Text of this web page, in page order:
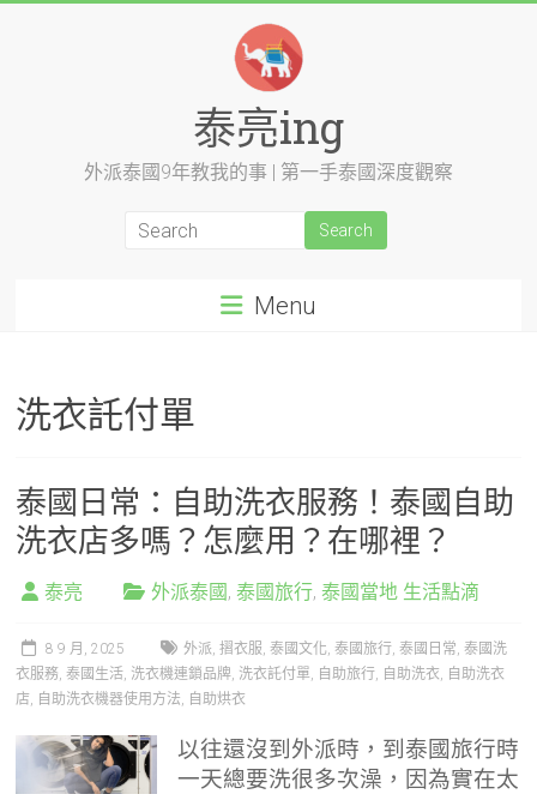
泰亮ing
外派泰國9年教我的事 | 第一手泰國深度觀察
Menu
洗衣託付單
泰國日常：自助洗衣服務！泰國自助
洗衣店多嗎？怎麼用？在哪裡？
泰亮 外派泰國,泰國旅行,泰國當地 生活點滴
8 9 月, 2025 外派,摺衣服,泰國文化,泰國旅行,泰國日常,泰國洗
衣服務,泰國生活, 洗衣機連鎖品牌, 洗衣託付單, 自助旅行, 自助洗衣, 自助洗衣
店, 自助洗衣機器使用方法, 自助烘衣
以往還沒到外派時，到泰國旅行時
一天總要洗很多次澡，因為實在太